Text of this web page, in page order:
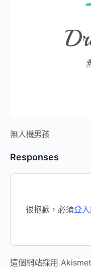
無人機男孩
Responses
很抱歉，必須登入
這個網站採用